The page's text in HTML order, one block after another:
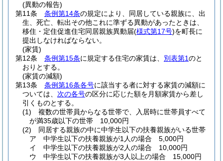
(異動の報告)
第11条
条例第14条の規定により、同居している親族に、出
生、死亡、転出その他これに準ずる異動があったときは、
移住・定住促進住宅同居親族異動届(様式第17号)を町長に
提出しなければならない。
(家賃)
第12条
条例第15条に規定する住宅の家賃は、 別表第1のと
おりとする。
(家賃の減額)
第13条
条例第16条各号に該当する者に対する家賃の減額に
ついては、 次の各号の区分に応じた額を月額家賃から差し
引くものとする。
(1)
複数の世帯員からなる世帯で、入居時に世帯員すべて
が満35歳以下の世帯 10,000円
(2)
同居する親族の中に中学生以下の扶養親族がいる世帯
ア
中学生以下の扶養親族が1人の場合 5,000円
イ
中学生以下の扶養親族が2人の場合 10,000円
ウ
中学生以下の扶養親族が3人以上の場合 15,000円